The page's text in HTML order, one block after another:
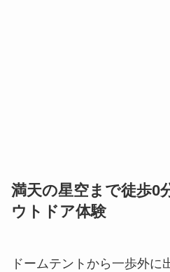
満天の星空まで徒歩0
ウトドア体験
ドームテントから一歩外に